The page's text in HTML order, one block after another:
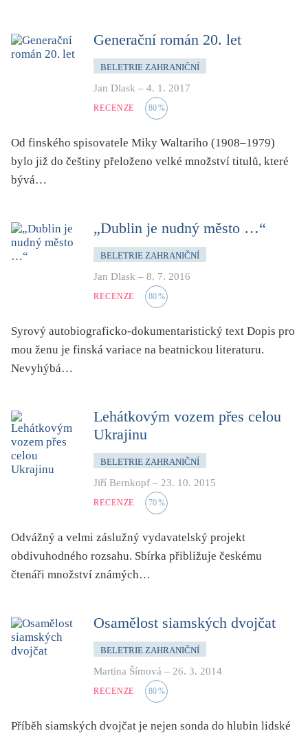
Generační román 20. let
BELETRIE ZAHRANIČNÍ
Jan Dlask – 4. 1. 2017
RECENZE 80%
Od finského spisovatele Miky Waltariho (1908–1979)
bylo již do češtiny přeloženo velké množství titulů, které
bývá…
„Dublin je nudný město …“
BELETRIE ZAHRANIČNÍ
Jan Dlask – 8. 7. 2016
RECENZE 80%
Syrový autobiograficko-dokumentaristický text Dopis pro
mou ženu je finská variace na beatnickou literaturu.
Nevyhýbá…
Lehátkovým vozem přes celou
Ukrajinu
BELETRIE ZAHRANIČNÍ
Jiří Bernkopf – 23. 10. 2015
RECENZE 70%
Odvážný a velmi záslužný vydavatelský projekt
obdivuhodného rozsahu. Sbírka přibližuje českému
čtenáři množství známých…
Osamělost siamských dvojčat
BELETRIE ZAHRANIČNÍ
Martina Šímová – 26. 3. 2014
RECENZE 80%
Příběh siamských dvojčat je nejen sonda do hlubin lidské